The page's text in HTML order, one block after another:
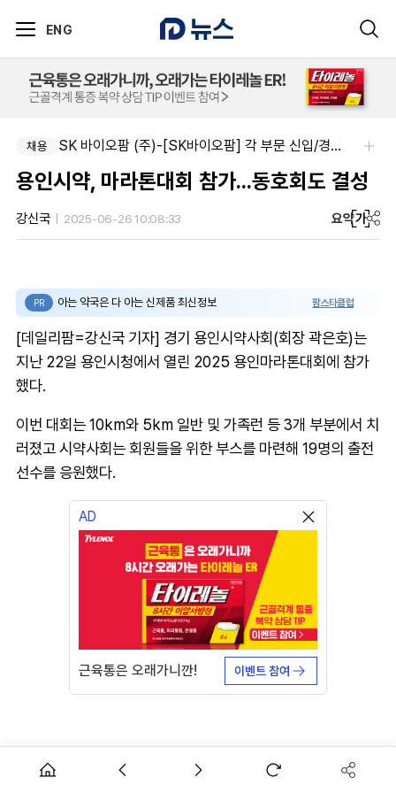
ENG
채용 주식회사 한독-[한독] 신입 및 경력 직무별 수시채용
채용 SK 바이오팜 (주)-[SK바이오팜] 각 부문 신입/경력 구성원 영입
용인시약, 마라톤대회 참가...동호회도 결성
강신국 2025-06-26 10:08:33 요약가
PR 아는 약국은 다 아는 신제품 최신정보 팜스타클럽
[데일리팜=강신국 기자] 경기 용인시약사회(회장 곽은호)는
지난 22일 용인시청에서 열린 2025 용인마라톤대회에 참가
했다.
이번 대회는 10km와 5km 일반 및 가족런 등 3개 부분에서 치
러졌고 시약사회는 회원들을 위한 부스를 마련해 19명의 출전
선수를 응원했다.
AD
근육통은 오래가니깐! 이벤트 참여